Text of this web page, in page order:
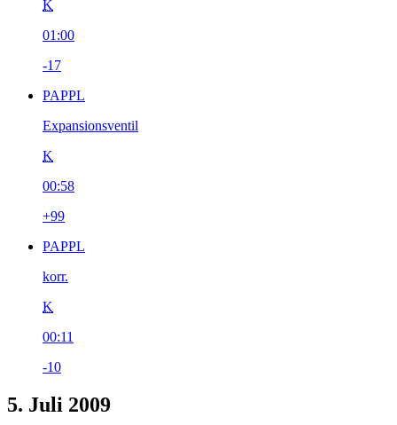
K
01:00
-17
PAPPL
Expansionsventil
K
00:58
+99
PAPPL
korr.
K
00:11
-10
5. Juli 2009